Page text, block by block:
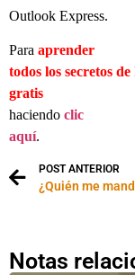
Outlook Express.
Para aprender
todos los secretos
gratis
haciendo clic
aquí.
POST ANTERIOR
Notas